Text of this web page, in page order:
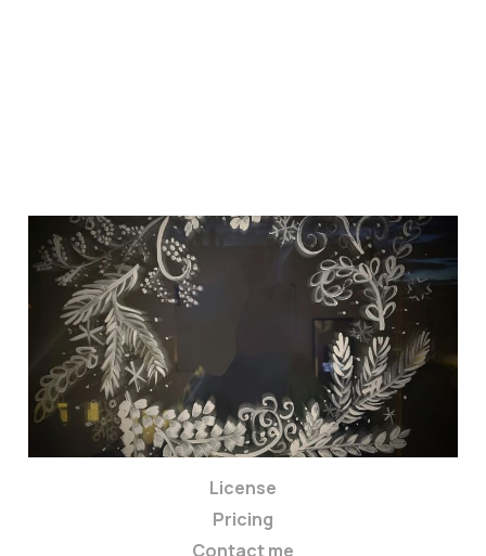
Window painting
02 Apr 20244 min read
License
Pricing
Contact me